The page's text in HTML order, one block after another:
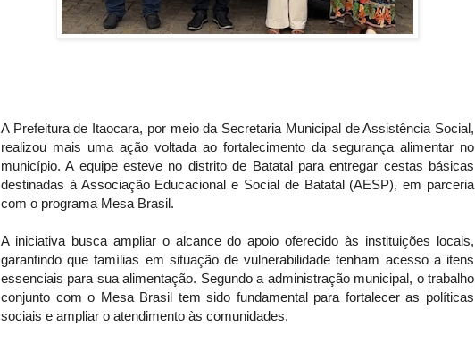
A Prefeitura de Itaocara, por meio da Secretaria Municipal de Assistência Social,
realizou mais uma ação voltada ao fortalecimento da segurança alimentar no
município. A equipe esteve no distrito de Batatal para entregar cestas básicas
destinadas à Associação Educacional e Social de Batatal (AESP), em parceria
com o programa Mesa Brasil.
A iniciativa busca ampliar o alcance do apoio oferecido às instituições locais,
garantindo que famílias em situação de vulnerabilidade tenham acesso a itens
essenciais para sua alimentação. Segundo a administração municipal, o trabalho
conjunto com o Mesa Brasil tem sido fundamental para fortalecer as políticas
sociais e ampliar o atendimento às comunidades.